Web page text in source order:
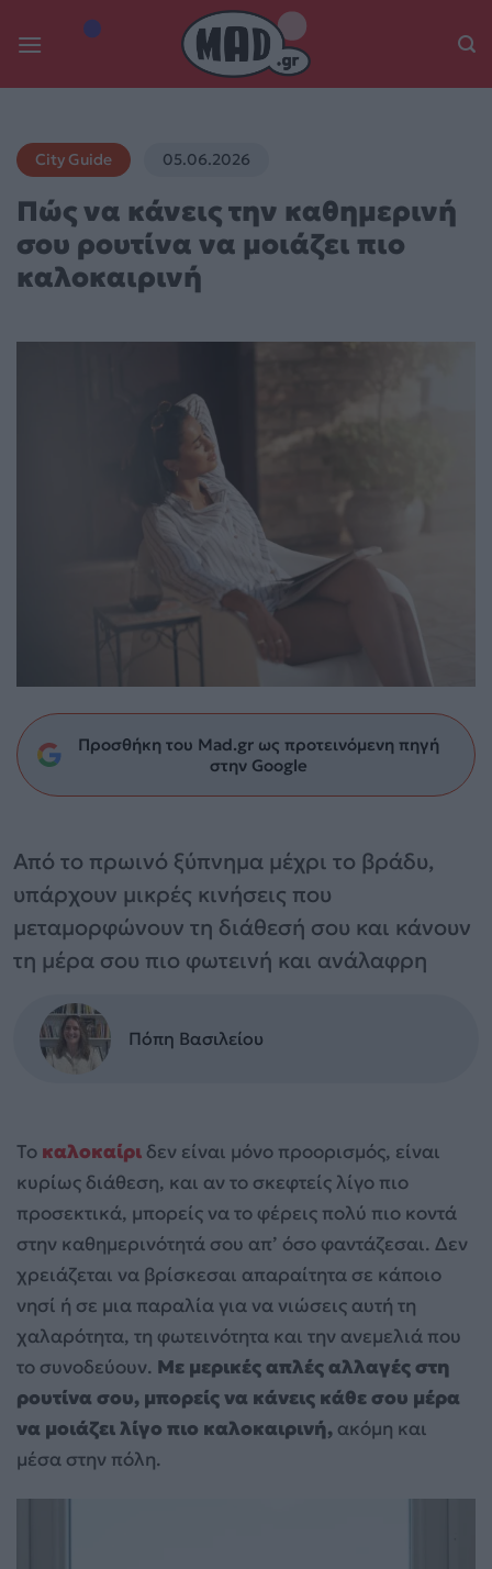
City Guide 05.06.2026
Πώς να κάνεις την καθημερινή
σου ρουτίνα να μοιάζει πιο
καλοκαιρινή
Προσθήκη του Mad.gr ως προτεινόμενη πηγή
στην Google
Από το πρωινό ξύπνημα μέχρι το βράδυ,
υπάρχουν μικρές κινήσεις που
μεταμορφώνουν τη διάθεσή σου και κάνουν
τη μέρα σου πιο φωτεινή και ανάλαφρη
Πόπη Βασιλείου
Το καλοκαίρι δεν είναι μόνο προορισμός, είναι
κυρίως διάθεση, και αν το σκεφτείς λίγο πιο
προσεκτικά, μπορείς να το φέρεις πολύ πιο κοντά
στην καθημερινότητά σου απ’ όσο φαντάζεσαι. Δεν
χρειάζεται να βρίσκεσαι απαραίτητα σε κάποιο
νησί ή σε μια παραλία για να νιώσεις αυτή τη
χαλαρότητα, τη φωτεινότητα και την ανεμελιά που
το συνοδεύουν. Με μερικές απλές αλλαγές στη
ρουτίνα σου, μπορείς να κάνεις κάθε σου μέρα
να μοιάζει λίγο πιο καλοκαιρινή, ακόμη και
μέσα στην πόλη.